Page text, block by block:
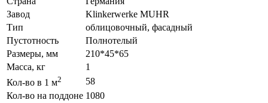
Завод
Klinkerwerke MUHR
Тип
облицовочный, фасадный
Пустотность
Полнотелый
Размеры, мм
210*45*65
Масса, кг
1
Кол-во в 1 м2
58
Кол-во на поддоне 1080